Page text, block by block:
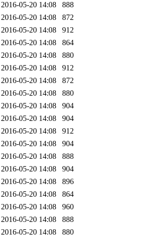
2016-05-20 14:08
888
2016-05-20 14:08
872
2016-05-20 14:08
912
2016-05-20 14:08
864
2016-05-20 14:08
880
2016-05-20 14:08
912
2016-05-20 14:08
872
2016-05-20 14:08
880
2016-05-20 14:08
904
2016-05-20 14:08
904
2016-05-20 14:08
912
2016-05-20 14:08
904
2016-05-20 14:08
888
2016-05-20 14:08
904
2016-05-20 14:08
896
2016-05-20 14:08
864
2016-05-20 14:08
960
2016-05-20 14:08
888
2016-05-20 14:08
880